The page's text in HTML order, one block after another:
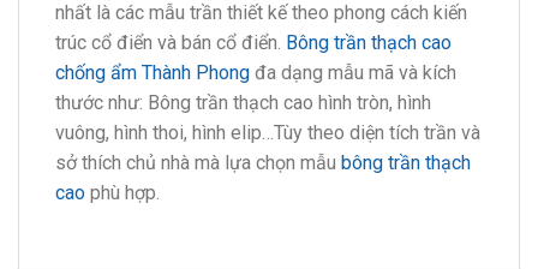
nhất là các mẫu trần thiết kế theo phong cách kiến
trúc cổ điển và bán cổ điển. Bông trần thạch cao
chống ẩm Thành Phong đa dạng mẫu mã và kích
thước như: Bông trần thạch cao hình tròn, hình
vuông, hình thoi, hình elip…Tùy theo diện tích trần và
sở thích chủ nhà mà lựa chọn mẫu bông trần thạch
cao phù hợp.